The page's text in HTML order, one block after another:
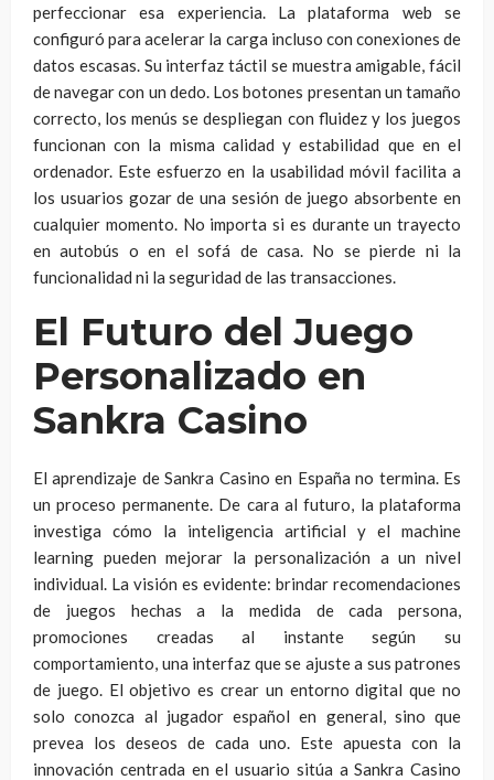
perfeccionar esa experiencia. La plataforma web se
configuró para acelerar la carga incluso con conexiones de
datos escasas. Su interfaz táctil se muestra amigable, fácil
de navegar con un dedo. Los botones presentan un tamaño
correcto, los menús se despliegan con fluidez y los juegos
funcionan con la misma calidad y estabilidad que en el
ordenador. Este esfuerzo en la usabilidad móvil facilita a
los usuarios gozar de una sesión de juego absorbente en
cualquier momento. No importa si es durante un trayecto
en autobús o en el sofá de casa. No se pierde ni la
funcionalidad ni la seguridad de las transacciones.
El Futuro del Juego
Personalizado en
Sankra Casino
El aprendizaje de Sankra Casino en España no termina. Es
un proceso permanente. De cara al futuro, la plataforma
investiga cómo la inteligencia artificial y el machine
learning pueden mejorar la personalización a un nivel
individual. La visión es evidente: brindar recomendaciones
de juegos hechas a la medida de cada persona,
promociones creadas al instante según su
comportamiento, una interfaz que se ajuste a sus patrones
de juego. El objetivo es crear un entorno digital que no
solo conozca al jugador español en general, sino que
prevea los deseos de cada uno. Este apuesta con la
innovación centrada en el usuario sitúa a Sankra Casino